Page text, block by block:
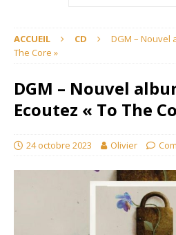
ACCUEIL CD
DGM – Nouvel
The Core »
DGM – Nouvel
Ecoutez « To The
24 octobre 2023 Olivier